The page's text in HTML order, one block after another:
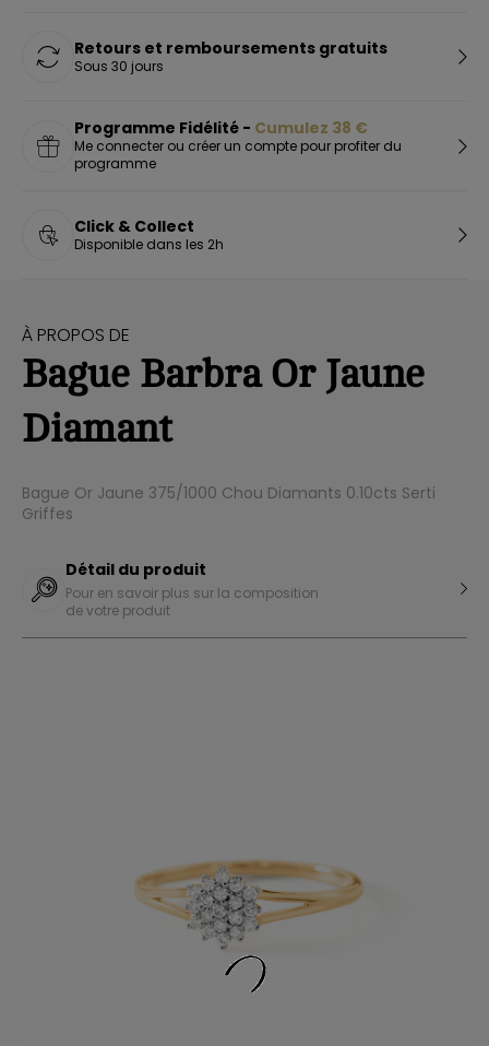
Retours et remboursements gratuits
Sous 30 jours
Programme Fidélité - Cumulez 38 €
Me connecter ou créer un compte pour profiter du
programme
Click & Collect
Disponible dans les 2h
À PROPOS DE
Bague Barbra Or Jaune
Diamant
Bague Or Jaune 375/1000 Chou Diamants 0.10cts Serti
Griffes
Détail du produit
Pour en savoir plus sur la composition
de votre produit